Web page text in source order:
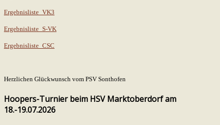
Ergebnisliste_VK3
Ergebnisliste_S-VK
Ergebnisliste_CSC
Herzlichen Glückwunsch vom PSV Sonthofen
Hoopers-Turnier beim HSV Marktoberdorf am
18.-19.07.2026